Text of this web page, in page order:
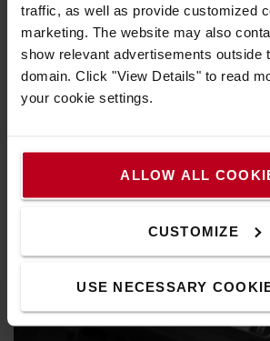
traffic, as well as provide customized
marketing. The website may also
show relevant advertisements outside
domain. Click "View Details" to read
your cookie settings.
ALLOW ALL
CUSTOMIZE
USE NECESSARY
Excellente visibilité panoramique
Le toit de protection et le mât à grande
aux caristes une excellente vue de la
l'environnement.